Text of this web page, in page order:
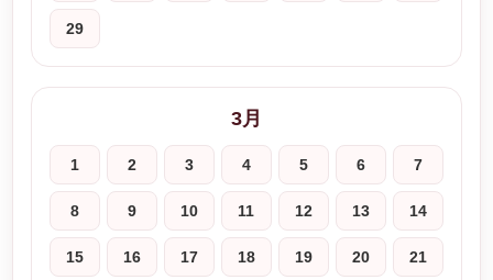
29
3月
1 2 3 4 5 6 7
8 9 10 11 12 13 14
15 16 17 18 19 20 21